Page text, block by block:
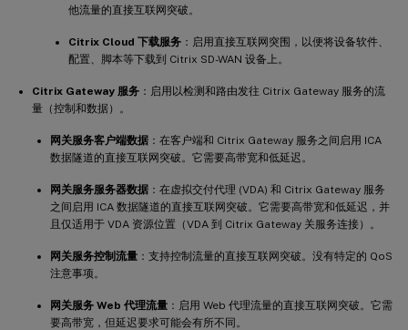
他流量的直接互联网突破。
Citrix Cloud 下载服务 ：启用直接互联网突围，以便将设备软件、
配置、脚本等下载到 Citrix SD-WAN 设备上。
Citrix Gateway 服务 ：启用以检测和路由发往 Citrix Gateway 服务的流
量（控制和数据）。
网关服务客户端数据 ：在客户端和 Citrix Gateway 服务之间启用 ICA
数据隧道的直接互联网突破。它需要高带宽和低延迟。
网关服务服务器数据 ：在虚拟交付代理 (VDA) 和 Citrix Gateway 服务
之间启用 ICA 数据隧道的直接互联网突破。它需要高带宽和低延迟，并
且仅适用于 VDA 资源位置（VDA 到 Citrix Gateway 关服务连接）。
网关服务控制流量 ：支持控制流量的直接互联网突破。没有特定的 QoS
注意事项。
网关服务 Web 代理流量 ：启用 Web 代理流量的直接互联网突破。它需
要高带宽，但延迟要求可能会有所不同。